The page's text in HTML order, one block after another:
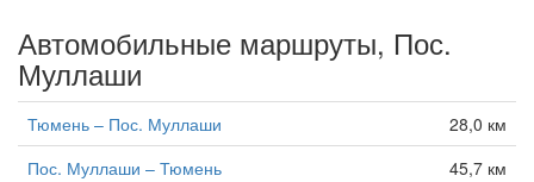
Автомобильные маршруты, Пос.
Муллаши
Тюмень – Пос. Муллаши
28,0 км
Пос. Муллаши – Тюмень
45,7 км